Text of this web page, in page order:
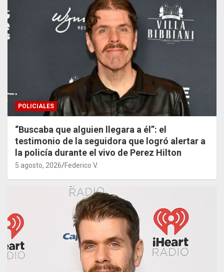
POLICIALES
“Buscaba que alguien llegara a él”: el
testimonio de la seguidora que logró alertar a
la policía durante el vivo de Perez Hilton
5 agosto, 2026 Federico V.